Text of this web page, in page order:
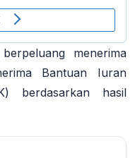
menerima
Bantuan Iuran
berdasarkan hasil